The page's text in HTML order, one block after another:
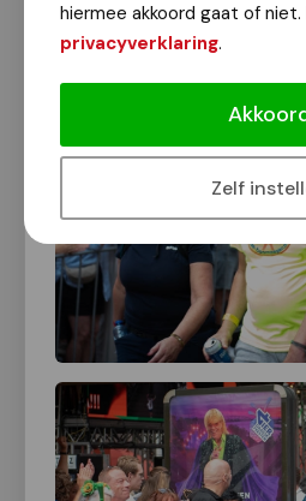
hiermee akkoord gaat of
privacyverklaring.
Zelf